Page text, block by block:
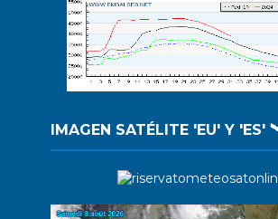
IMAGEN SATÉLITE 'EU' Y 'ES'